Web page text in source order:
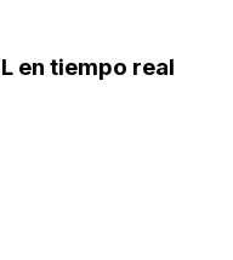
en tiempo real